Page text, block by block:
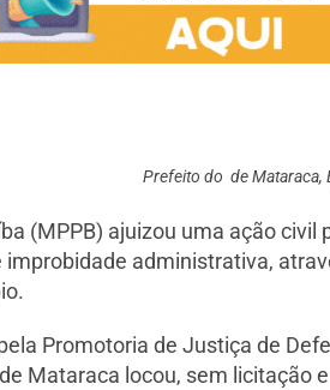
Prefeito do de Mataraca,
(MPPB) ajuizou uma ação
administrativa,
Promotoria de Justiça de
Mataraca locou, sem licitação